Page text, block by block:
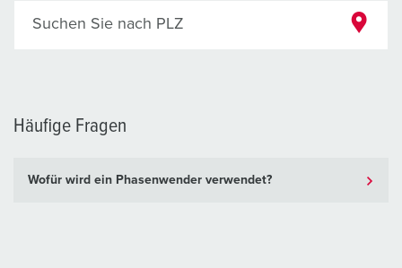
Suchen Sie nach PLZ
Häufige Fragen
Wofür wird ein Phasenwender verwendet?